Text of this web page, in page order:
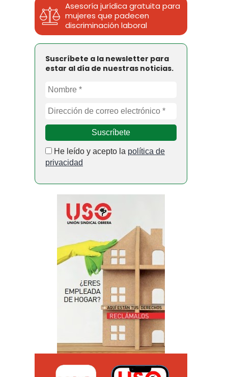
Asesoría jurídica gratuita para
mujeres que padecen
discriminación laboral
Suscríbete a la newsletter para
estar al día de nuestras noticias.
He leído y acepto la política de
privacidad